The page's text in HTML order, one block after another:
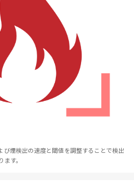
び煙検出の速度と閾値を調整することで検出
す。